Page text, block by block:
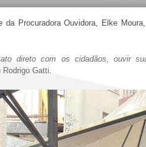
Procuradora Ouvidora, Elke
direto com os cidadãos, ouvir
Rodrigo Gatti.